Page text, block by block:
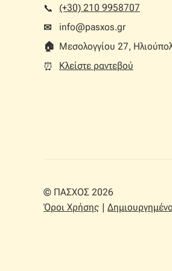
📞︎
(+30) 210 9958707
✉
info@pasxos.gr
🏠︎ Μεσολογγίου 27,
⏰︎
Κλείστε ραντεβού
© ΠΑΣΧΟΣ 2026
Όροι Χρήσης